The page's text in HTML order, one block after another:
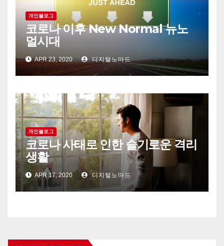
개인블로그
코로나 이후 New Normal 뉴노
멀시대
APR 23, 2020 디지털노마드
개인블로그
코로나 사태로 인한 슬기로운 격리
생활
APR 17, 2020 디지털노마드